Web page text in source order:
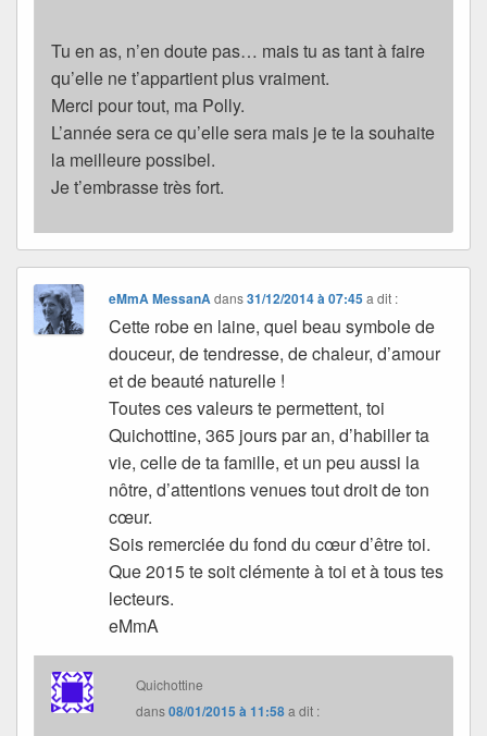
Tu en as, n’en doute pas… mais tu as tant à faire
qu’elle ne t’appartient plus vraiment.
Merci pour tout, ma Polly.
L’année sera ce qu’elle sera mais je te la souhaite
la meilleure possibel.
Je t’embrasse très fort.
eMmA MessanAdans31/12/2014 à 07:45 a dit :
Cette robe en laine, quel beau symbole de
douceur, de tendresse, de chaleur, d’amour
et de beauté naturelle !
Toutes ces valeurs te permettent, toi
Quichottine, 365 jours par an, d’habiller ta
vie, celle de ta famille, et un peu aussi la
nôtre, d’attentions venues tout droit de ton
cœur.
Sois remerciée du fond du cœur d’être toi.
Que 2015 te soit clémente à toi et à tous tes
lecteurs.
eMmA
Quichottine
dans08/01/2015 à 11:58a dit :